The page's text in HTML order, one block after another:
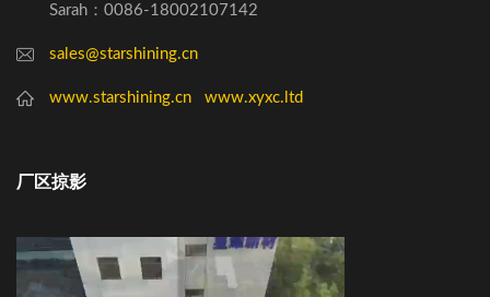
Sarah：0086-18002107142
sales@starshining.cn
www.starshining.cn www.xyxc.ltd
厂区掠影